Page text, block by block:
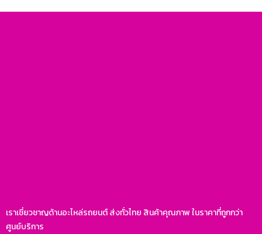
เราเชี่ยวชาญด้านอะไหล่รถยนต์ ส่งทั่วไทย สินค้าคุณภาพ ในราคาที่ถูกกว่า
ศูนย์บริการ